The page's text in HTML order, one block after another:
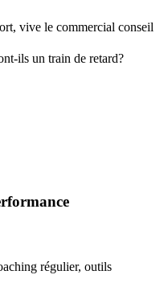
vive le commercial conseil
ils un train de retard?
régulier, outils